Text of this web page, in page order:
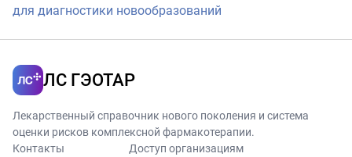
для диагностики новообразований
ЛС ГЭОТАР
Лекарственный справочник нового поколения и система
оценки рисков комплексной фармакотерапии.
Контакты
Доступ организациям